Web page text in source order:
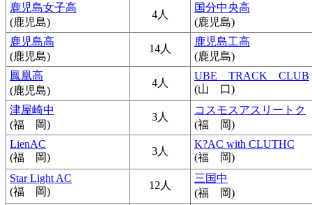
鹿児島女子高
(鹿児島)
4人
国分中央高
(鹿児島)
鹿児島高
(鹿児島)
14人
鹿児島工高
(鹿児島)
鳳凰高
(鹿児島)
4人
UBE TRACK CLUB
(山 口)
津屋崎中
(福 岡)
3人
コスモスアスリートク
(福 岡)
LienAC
(福 岡)
3人
K?AC with CLUTHC
(福 岡)
Star Light AC
(福 岡)
12人
三国中
(福 岡)